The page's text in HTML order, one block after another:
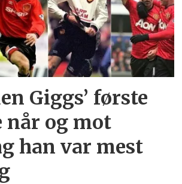
Giggs’ første
når og mot
han var mest